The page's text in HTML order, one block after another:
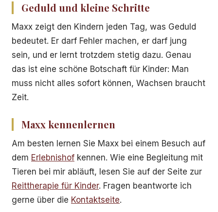
Geduld und kleine Schritte
Maxx zeigt den Kindern jeden Tag, was Geduld
bedeutet. Er darf Fehler machen, er darf jung
sein, und er lernt trotzdem stetig dazu. Genau
das ist eine schöne Botschaft für Kinder: Man
muss nicht alles sofort können, Wachsen braucht
Zeit.
Maxx kennenlernen
Am besten lernen Sie Maxx bei einem Besuch auf
dem Erlebnishof kennen. Wie eine Begleitung mit
Tieren bei mir abläuft, lesen Sie auf der Seite zur
Reittherapie für Kinder. Fragen beantworte ich
gerne über die Kontaktseite.